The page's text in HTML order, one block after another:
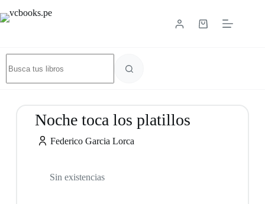
Noche toca los platillos
Federico Garcia Lorca
Sin existencias